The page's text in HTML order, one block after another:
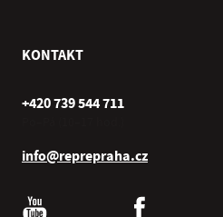
KONTAKT
+420 739 544 711
info@reprepraha.cz